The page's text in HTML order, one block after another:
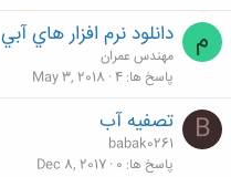
م دانلود نرم افزار هاي آبي
مهندس عمران
پاسخ ها 4
May 3, 2018
B تصفیه آب
babak0261
پاسخ ها 0
Dec 8, 2017